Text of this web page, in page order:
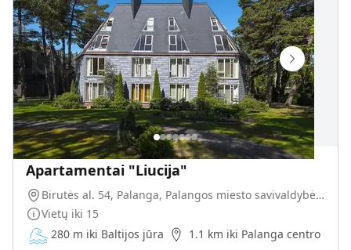
Apartamentai "Liucija"
Birutės al. 54, Palanga, Palangos miesto savivaldybė, Lietuva
Vietų iki 15
280 m iki Baltijos jūra
1.1 km iki Palanga centro